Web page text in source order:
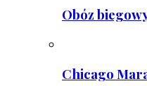
Obóz
Chicago